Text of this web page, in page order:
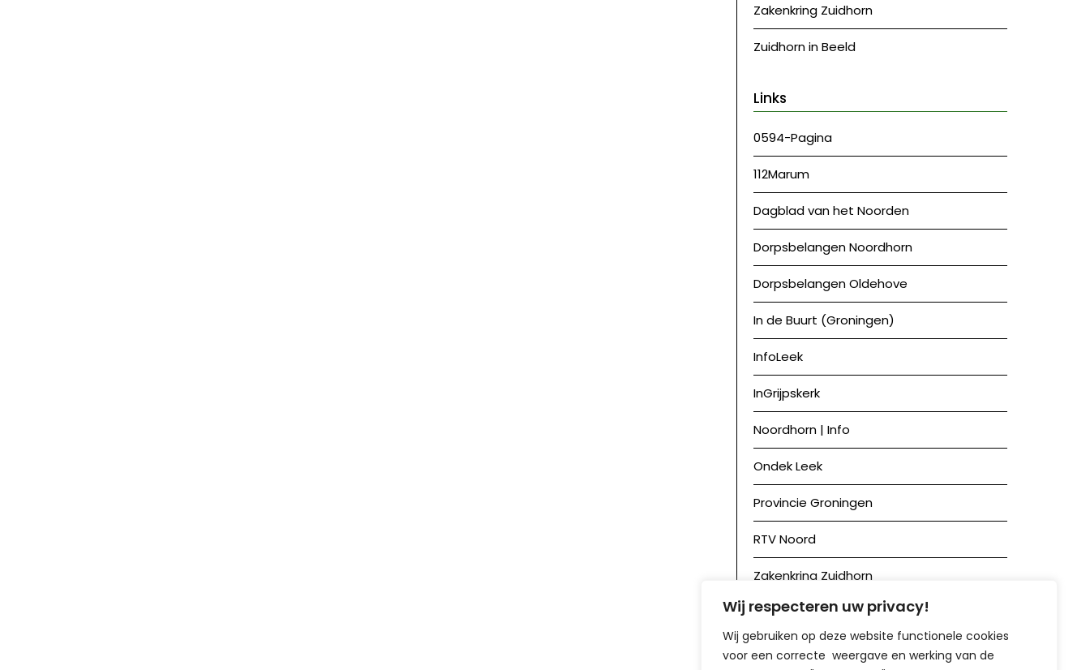
Wij respecteren uw privacy!
Wij gebruiken op deze website functionele cookies
voor een correcte weergave en werking van de
Zakenkring Zuidhorn
Zuidhorn in Beeld
Links
0594-Pagina
112Marum
Dagblad van het Noorden
Dorpsbelangen Noordhorn
Dorpsbelangen Oldehove
In de Buurt (Groningen)
InfoLeek
InGrijpskerk
Noordhorn | Info
Ondek Leek
Provincie Groningen
RTV Noord
Zakenkring Zuidhorn
Zuidhorn in Beeld
Achief